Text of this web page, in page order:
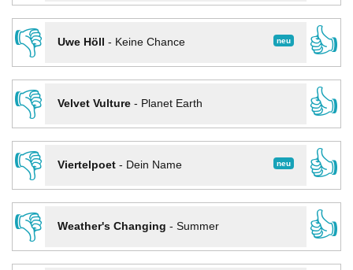
👎
neu
Uwe Höll - Keine Chance
👍
👎
Velvet Vulture- Planet Earth
👍
👎
neu
Viertelpoet- Dein Name
👍
👎
Weather's Changing - Summer
👍